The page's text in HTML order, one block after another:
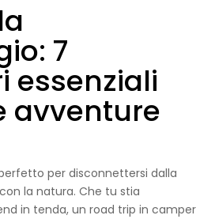
7
essenziali
avventure
per disconnettersi dalla
la natura. Che tu stia
in tenda, un road trip in camper